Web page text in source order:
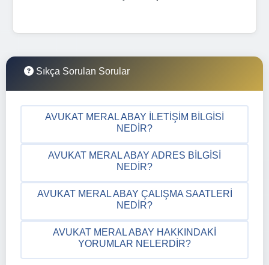
Sıkça Sorulan Sorular
AVUKAT MERAL ABAY İLETIŞIM BILGISI
NEDIR?
AVUKAT MERAL ABAY ADRES BILGISI
NEDIR?
AVUKAT MERAL ABAY ÇALIŞMA SAATLERI
NEDIR?
AVUKAT MERAL ABAY HAKKINDAKI
YORUMLAR NELERDIR?